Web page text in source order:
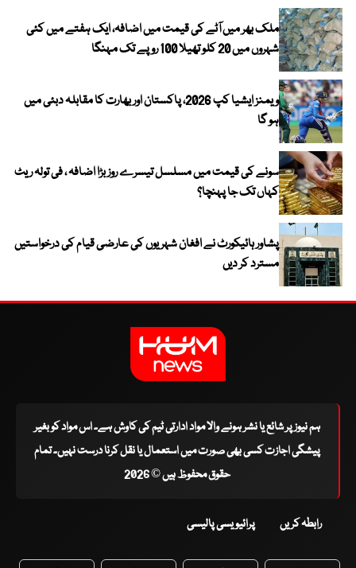
ملک بھر میں آٹے کی قیمت میں اضافہ، ایک ہفتے میں کئی
شہروں میں 20 کلو تھیلا 100 روپے تک مہنگا
ویمنز ایشیا کپ 2026، پاکستان اور بھارت کا مقابلہ دبئی میں
ہو گا
سونے کی قیمت میں مسلسل تیسرے روز بڑا اضافہ ، فی تولہ ریٹ
کہاں تک جا پہنچا؟
پشاور ہائیکورٹ نے افغان شہریوں کی عارضی قیام کی درخواستیں
مسترد کر دیں
ہم نیوز پر شائع یا نشر ہونے والا مواد ادارتی ٹیم کی کاوش ہے۔ اس مواد کو بغیر
پیشگی اجازت کسی بھی صورت میں استعمال یا نقل کرنا درست نہیں۔ تمام
حقوق محفوظ ہیں © 2026
رابطہ کریں پرائیویسی پالیسی